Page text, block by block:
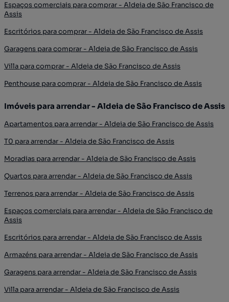
Espaços comerciais para comprar - Aldeia de São Francisco de
Assis
Escritórios para comprar - Aldeia de São Francisco de Assis
Garagens para comprar - Aldeia de São Francisco de Assis
Villa para comprar - Aldeia de São Francisco de Assis
Penthouse para comprar - Aldeia de São Francisco de Assis
Imóveis para arrendar - Aldeia de São Francisco de Assis
Apartamentos para arrendar - Aldeia de São Francisco de Assis
T0 para arrendar - Aldeia de São Francisco de Assis
Moradias para arrendar - Aldeia de São Francisco de Assis
Quartos para arrendar - Aldeia de São Francisco de Assis
Terrenos para arrendar - Aldeia de São Francisco de Assis
Espaços comerciais para arrendar - Aldeia de São Francisco de
Assis
Escritórios para arrendar - Aldeia de São Francisco de Assis
Armazéns para arrendar - Aldeia de São Francisco de Assis
Garagens para arrendar - Aldeia de São Francisco de Assis
Villa para arrendar - Aldeia de São Francisco de Assis